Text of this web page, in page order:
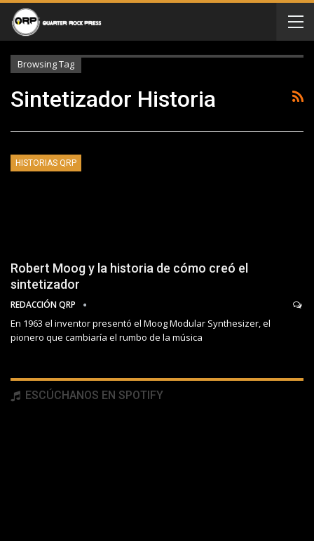
Browsing Tag
Sintetizador Historia
HISTORIAS QRP
Robert Moog y la historia de cómo creó el
sintetizador
REDACCIÓN QRP
En 1963 el inventor presentó el Moog Modular Synthesizer, el
pionero que cambiaría el rumbo de la música
ESCÚCHANOS EN SPOTIFY